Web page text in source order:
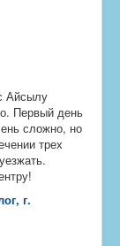
Айсылу
Первый день
сложно, но
трех
г.